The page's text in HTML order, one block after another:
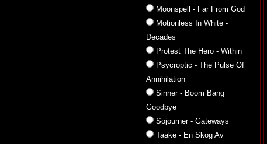
Moonspell - Far From God
Motionless In White -
Decades
Protest The Hero - Within
Psycroptic - The Pulse Of
Annihilation
Sinner - Boom Bang
Goodbye
Sojourner - Gateways
Taake - En Skog Av